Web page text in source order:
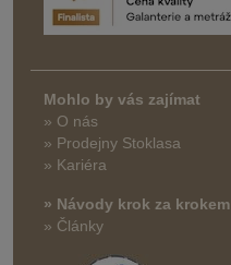
Mohlo by vás zajímat
» O nás
» Prodejny Stoklasa
» Kariéra
» Návody krok za krokem
» Články